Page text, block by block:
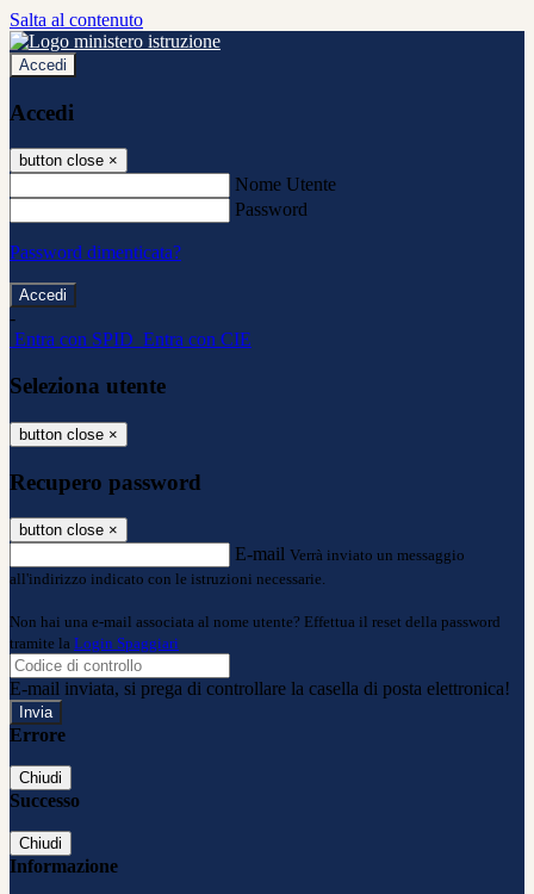
Salta al contenuto
Accedi
Accedi
button close ×
Nome Utente
Password
Password dimenticata?
-
Entra con SPID Entra con CIE
Seleziona utente
button close ×
Recupero password
button close ×
E-mail Verrà inviato un messaggio
all'indirizzo indicato con le istruzioni necessarie.
Non hai una e-mail associata al nome utente? Effettua il reset della password
tramite la Login Spaggiari
E-mail inviata, si prega di controllare la casella di posta elettronica!
Errore
Chiudi
Successo
Chiudi
Informazione